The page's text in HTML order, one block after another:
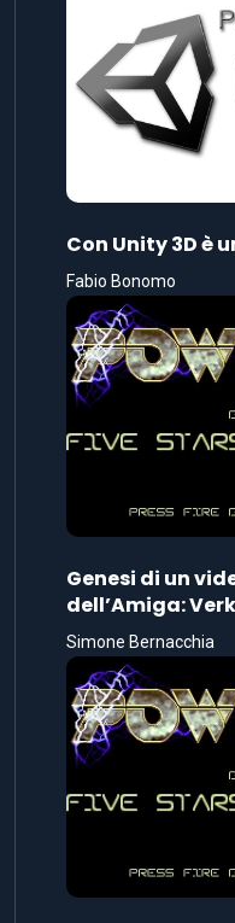
Con Unity 3D è
Fabio Bonomo
Genesi di un
dell’Amiga:
Simone Bernacchia